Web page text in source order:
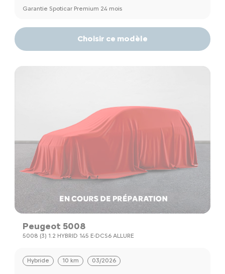
Garantie Spoticar Premium 24 mois
Choisir ce modèle
Peugeot 5008
5008 (3) 1.2 HYBRID 145 E-DCS6 ALLURE
Hybride 10 km 03/2026